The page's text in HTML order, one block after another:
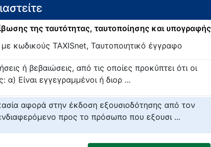
της ταυτότητας, ταυτοποίησης και υπογραφής
κωδικούς TAXISnet, Ταυτοποιητικό έγγραφο
ή βεβαιώσεις, από τις οποίες προκύπτει ότι οι
α) Είναι εγγεγραμμένοι ή διορ ...
αφορά στην έκδοση εξουσιοδότησης από τον
προς το πρόσωπο που εξουσι ...